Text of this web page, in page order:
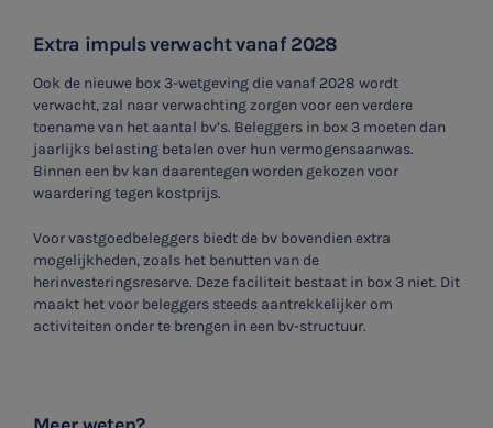
Extra impuls verwacht vanaf 2028
Ook de nieuwe box 3-wetgeving die vanaf 2028 wordt
verwacht, zal naar verwachting zorgen voor een verdere
toename van het aantal bv’s. Beleggers in box 3 moeten dan
jaarlijks belasting betalen over hun vermogensaanwas.
Binnen een bv kan daarentegen worden gekozen voor
waardering tegen kostprijs.
Voor vastgoedbeleggers biedt de bv bovendien extra
mogelijkheden, zoals het benutten van de
herinvesteringsreserve. Deze faciliteit bestaat in box 3 niet. Dit
maakt het voor beleggers steeds aantrekkelijker om
activiteiten onder te brengen in een bv-structuur.